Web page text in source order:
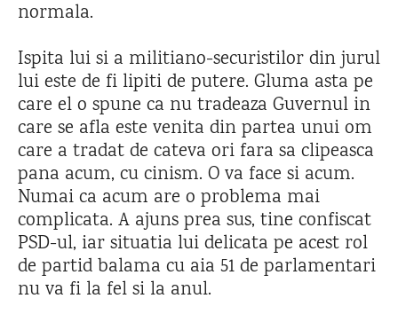
normala.
Ispita lui si a militiano-securistilor din jurul
lui este de fi lipiti de putere. Gluma asta pe
care el o spune ca nu tradeaza Guvernul in
care se afla este venita din partea unui om
care a tradat de cateva ori fara sa clipeasca
pana acum, cu cinism. O va face si acum.
Numai ca acum are o problema mai
complicata. A ajuns prea sus, tine confiscat
PSD-ul, iar situatia lui delicata pe acest rol
de partid balama cu aia 51 de parlamentari
nu va fi la fel si la anul.